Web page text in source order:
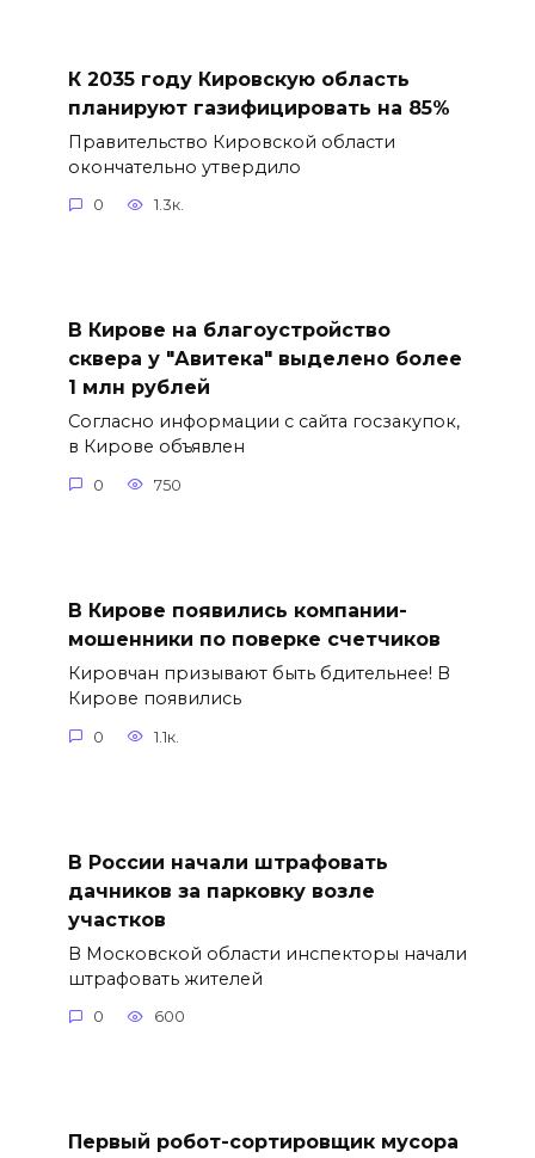
К 2035 году Кировскую область
планируют газифицировать на 85%
Правительство Кировской области
окончательно утвердило
0 1.3к.
В Кирове на благоустройство
сквера у "Авитека" выделено более
1 млн рублей
Согласно информации с сайта госзакупок,
в Кирове объявлен
0 750
В Кирове появились компании-
мошенники по поверке счетчиков
Кировчан призывают быть бдительнее! В
Кирове появились
0 1.1к.
В России начали штрафовать
дачников за парковку возле
участков
В Московской области инспекторы начали
штрафовать жителей
0 600
Первый робот-сортировщик мусора